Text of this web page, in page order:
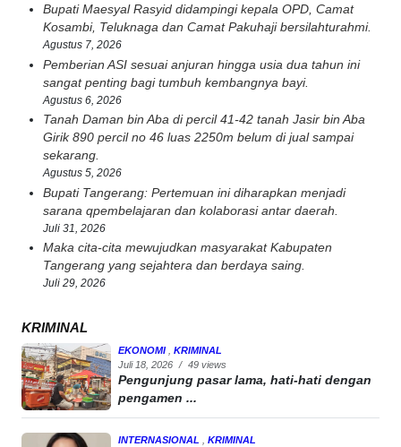
Bupati Maesyal Rasyid didampingi kepala OPD, Camat
Kosambi, Teluknaga dan Camat Pakuhaji bersilahturahmi.
Agustus 7, 2026
Pemberian ASI sesuai anjuran hingga usia dua tahun ini
sangat penting bagi tumbuh kembangnya bayi.
Agustus 6, 2026
Tanah Daman bin Aba di percil 41-42 tanah Jasir bin Aba
Girik 890 percil no 46 luas 2250m belum di jual sampai
sekarang.
Agustus 5, 2026
Bupati Tangerang: Pertemuan ini diharapkan menjadi
sarana qpembelajaran dan kolaborasi antar daerah.
Juli 31, 2026
Maka cita-cita mewujudkan masyarakat Kabupaten
Tangerang yang sejahtera dan berdaya saing.
Juli 29, 2026
KRIMINAL
EKONOMI
KRIMINAL
Juli 18, 2026 / 49 views
Pengunjung pasar lama, hati-hati dengan
pengamen ...
INTERNASIONAL
KRIMINAL